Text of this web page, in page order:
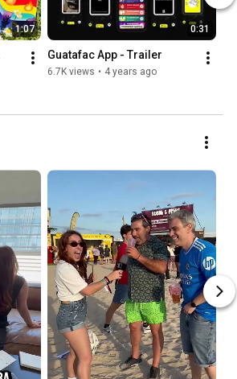
1:07 0:31
Guatafac App - Trailer
6.7K views • 4 years ago